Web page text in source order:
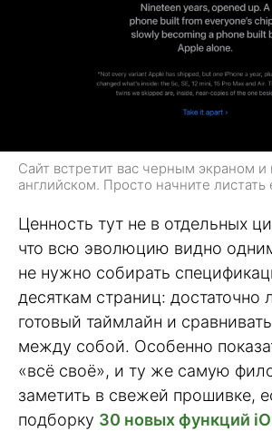
Сайт встретит вас черным экраном и
английском. Просто начните листать
Ценность тут не в отдельных
что всю эволюцию видно
не нужно собирать
десяткам страниц: достаточно
готовый таймлайн и
между собой. Особенно
«всё своё», и ту же самую
заметить в свежей прошивке,
подборку 30 новых функций